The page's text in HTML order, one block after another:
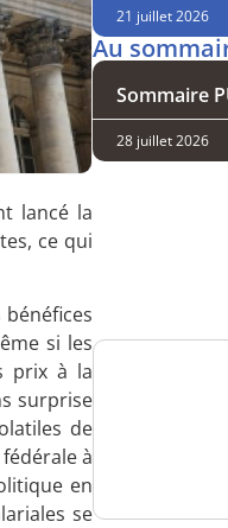
lancé la
ce qui
si les
prix à la
surprise
de
à
en
se
21 juillet 2026
Au
Sommaire
28 juillet 2026